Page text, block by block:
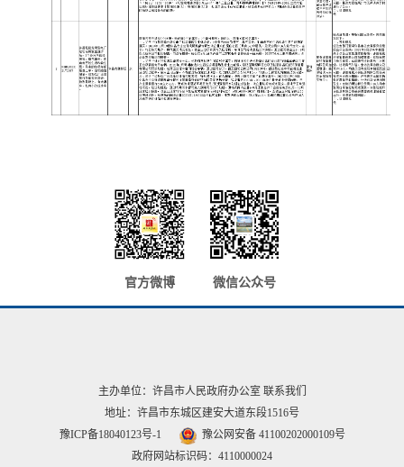
官方微博 微信公众号
主办单位：许昌市人民政府办公室 联系我们
地址：许昌市东城区建安大道东段1516号
豫ICP备18040123号-1
豫公网安备 41100202000109号
政府网站标识码：4110000024